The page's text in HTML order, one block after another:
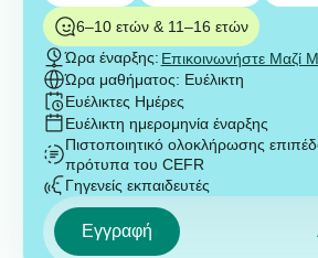
6–10 ετών & 11–16 ετών
Ώρα έναρξης: Επικοινωνήστε Μαζί
Ώρα μαθήματος: Ευέλικτη
Ευέλικτες Ημέρες
Ευέλικτη ημερομηνία έναρξης
Πιστοποιητικό ολοκλήρωσης
πρότυπα του CEFR
Γηγενείς εκπαιδευτές
Εγγραφή